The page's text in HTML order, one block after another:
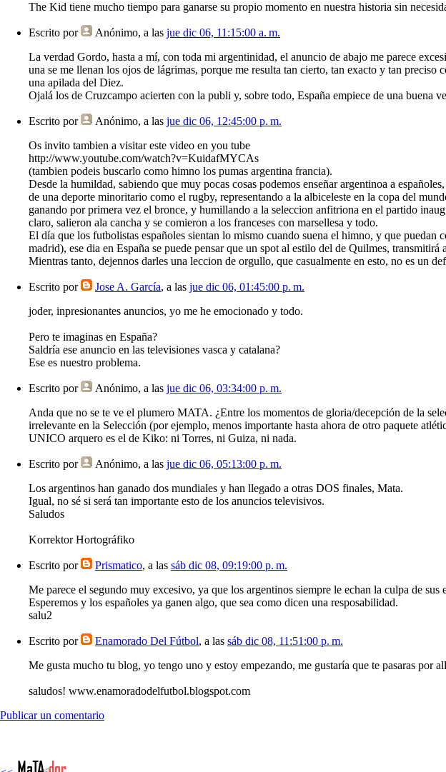
The Kid tiene mucho tiempo para ganarse su propio momento en nuestra historia sin
Escrito por Anónimo, a las jue dic 06, 11:15:00 a. m.
La verdad Gordo, hasta a mí, con toda mi argentinidad, el anuncio de abajo me parece
una se me llenan los ojos de lágrimas, porque me resulta tan cierto, tan exacto y tan
una apilada del Diez.
Ojalá los de Cruzcampo acierten con la publi y, sobre todo, España empiece de una buena
Escrito por Anónimo, a las jue dic 06, 12:45:00 p. m.
Os invito tambien a visitar este video en you tube
http://www.youtube.com/watch?v=KuidafMYCAs
(tambien podeis buscarlo como himno los pumas argentina francia).
Desde la humildad, sabiendo que muy pocas cosas podemos enseñar argentinoa a
de una deporte minoritario como el rugby, representando a la albiceleste en la copa del
ganando por primera vez el bronce, y humillando a la seleccion anfitriona en el partido
claro, salieron ala cancha y se comieron a los franceses con marsellesa y todo.
El día que los futbolistas españoles sientan lo mismo cuando suena el himno, y que
madrid), ese dia en España se puede pensar que un spot al estilo del de Quilmes, transmitirá
Mientras tanto, dejennos darles una leccion de orgullo, que casualmente en esto, no es un
Escrito por Jose A. García, a las jue dic 06, 01:45:00 p. m.
joder, inpresionantes anuncios, yo me he emocionado y todo.
Pero te imaginas en España?
Saldría ese anuncio en las televisiones vasca y catalana?
Ese es nuestro problema.
Escrito por Anónimo, a las jue dic 06, 03:34:00 p. m.
Anda que no se te ve el plumero MATA. ¿Entre los momentos de gloria/decepción de la
irrelevante en la Selección (por ejemplo, menos importante hasta ahora de otro paquete
UNICO arquero es el de Kiko: ni Torres, ni Guiza, ni nada.
Escrito por Anónimo, a las jue dic 06, 05:13:00 p. m.
Los argentinos han ganado dos mundiales y han llegado a otras DOS finales, Mata.
Igual, no sé si será tan importante esto de los anuncios televisivos.
Saludos
Korrektor Hortográfiko
Escrito por Prismatico, a las sáb dic 08, 09:19:00 p. m.
Me parece el segundo muy excesivo, ya que los argentinos siempre le echan la culpa de
Esperemos y los españoles ya ganen algo, que sea como dicen una resposabilidad.
salu2
Escrito por Enamorado Del Fútbol, a las sáb dic 08, 11:51:00 p. m.
Me gusta mucho tu blog, yo tengo uno y estoy empezando, me gustaría que te pasaras por
saludos! www.enamoradodelfutbol.blogspot.com
Publicar un comentario